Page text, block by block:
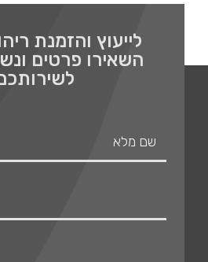
לייעוץ והזמנת
השאירו פרטים